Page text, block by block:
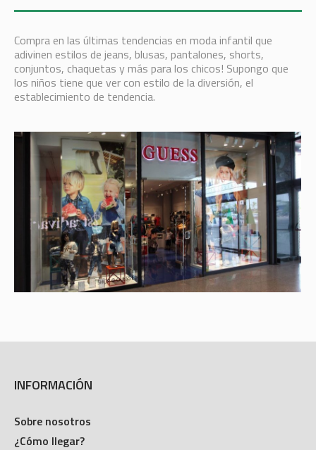
Compra en las últimas tendencias en moda infantil que
adivinen estilos de jeans, blusas, pantalones, shorts,
conjuntos, chaquetas y más para los chicos! Supongo que
los niños tiene que ver con estilo de la diversión, el
establecimiento de tendencia.
INFORMACIÓN
Sobre nosotros
¿Cómo llegar?